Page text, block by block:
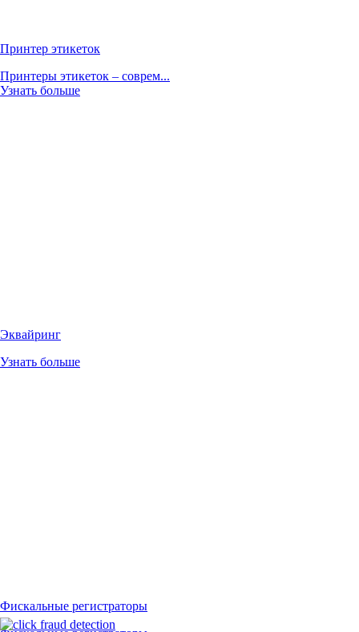
Принтер этикеток
Принтеры этикеток – соврем...
Узнать больше
Эквайринг
Узнать больше
Фискальные регистраторы